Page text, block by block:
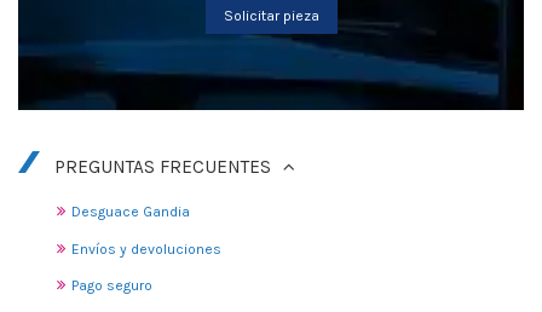
Solicitar pieza
PREGUNTAS FRECUENTES
Desguace Gandia
Envíos y devoluciones
Pago seguro